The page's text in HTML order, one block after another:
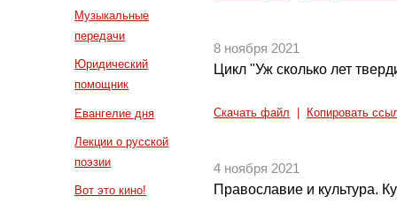
Музыкальные
передачи
Юридический
помощник
Евангелие дня
Лекции о русской
поэзии
Вот это кино!
8 ноября 2021
Цикл "Уж сколько лет
Скачать файл Копировать
4 ноября 2021
Православие и культура.